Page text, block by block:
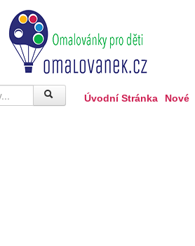
Úvodní Stránka Nové